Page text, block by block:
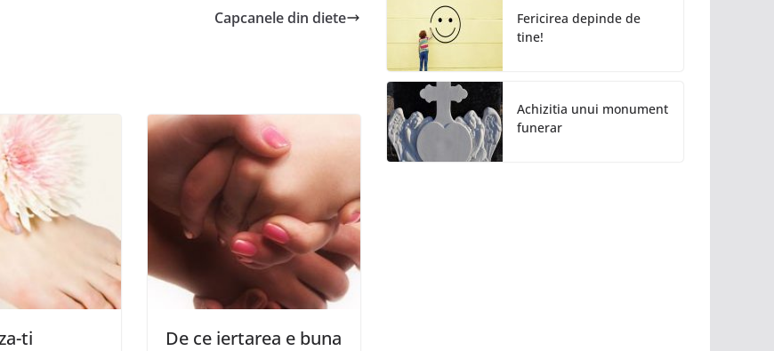
Capcanele din diete
ti
De ce iertarea e buna
Fericirea depinde de
tine!
Achizitia unui monument
funerar